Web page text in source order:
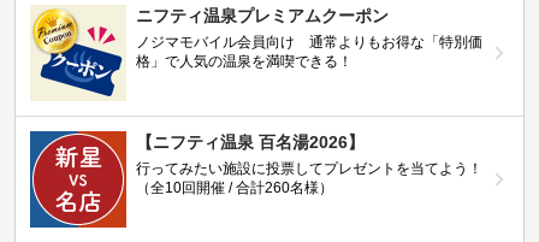
ニフティ温泉プレミアムクーポン
ノジマモバイル会員向け 通常よりもお得な「特別価
格」で人気の温泉を満喫できる！
【ニフティ温泉 百名湯2026】
行ってみたい施設に投票してプレゼントを当てよう！
（全10回開催 / 合計260名様）